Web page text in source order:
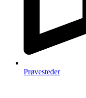
Prøvesteder